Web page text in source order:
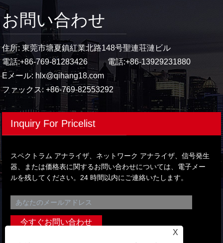
お問い合わせ
住所: 東莞市塘夏鎮紅業北路148号聖連荘漣ビル
電話:+86-769-81283426 電話:+86-13929231880
Eメール: hlx@qihang18.com
ファックス: +86-769-82553292
Inquiry For Pricelist
スペクトラム アナライザ、ネットワーク アナライザ、信号発生
器、または価格表に関するお問い合わせについては、電子メー
ルを残してください。24 時間以内にご連絡いたします。
X